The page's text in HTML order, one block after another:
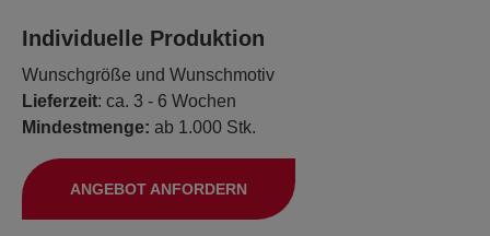
Individuelle Produktion
Wunschgröße und Wunschmotiv
Lieferzeit: ca. 3 - 6 Wochen
Mindestmenge: ab 1.000 Stk.
ANGEBOT ANFORDERN